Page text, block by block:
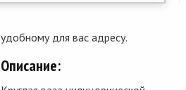
удобному для вас адресу.
Описание: